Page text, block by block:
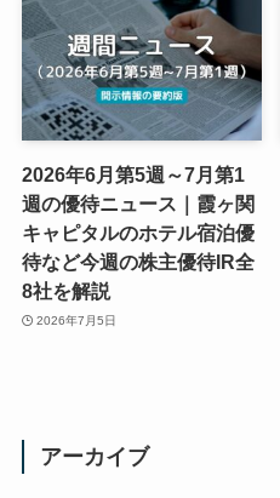
2026年6月第5週～7月第1
週の優待ニュース｜霞ヶ関
キャピタルのホテル宿泊優
待など今週の株主優待IR全
8社を解説
2026年7月5日
アーカイブ